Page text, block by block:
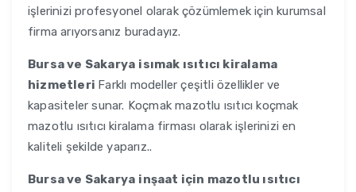
işlerinizi profesyonel olarak çözümlemek için kurumsal
firma arıyorsanız buradayız.
Bursa ve Sakarya isımak ısıtıcı kiralama
hizmetleri Farklı modeller çeşitli özellikler ve
kapasiteler sunar. Koçmak mazotlu ısıtıcı koçmak
mazotlu ısıtıcı kiralama firması olarak işlerinizi en
kaliteli şekilde yaparız..
Bursa ve Sakarya inşaat için mazotlu ısıtıcı